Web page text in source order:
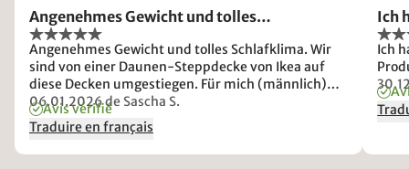
Angenehmes Gewicht und tolles…
Angenehmes Gewicht und tolles Schlafklima. Wir
sind von einer Daunen-Steppdecke von Ikea auf
diese Decken umgestiegen. Für mich (männlich)
war diese dünnere Variante, meine Frau hat die
"normale" Variante genommen. Eine gute Wahl,
wie sich jetzt nach den ersten Wochen gezeigt hat.
Für mich jetzt im Winter sehr angenehm, da ich
06.01.2026de Sascha S.
Avis vérifié
Traduire en français
Ich
Ich